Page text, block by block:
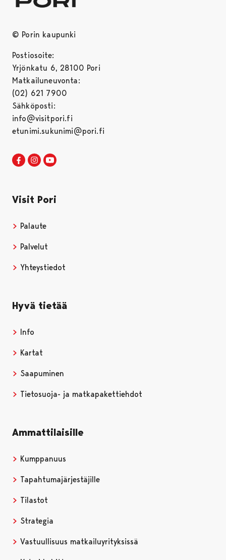
© Porin kaupunki
Postiosoite:
Yrjönkatu 6, 28100 Pori
Matkailuneuvonta:
(02) 621 7900
Sähköposti:
info@visitpori.fi
etunimi.sukunimi@pori.fi
Visit Pori Facebookissa
Avautuu uudessa välilehdessä
Visit Pori Instagrammissa
Avautuu uudessa välilehdessä
Visit Pori
Palaute
Palvelut
Yhteystiedot
Hyvä tietää
Info
Kartat
Saapuminen
Tietosuoja- ja matkapakettiehdot
Ammattilaisille
Kumppanuus
Tapahtumajärjestäjille
Tilastot
Strategia
Vastuullisuus matkailuyrityksissä